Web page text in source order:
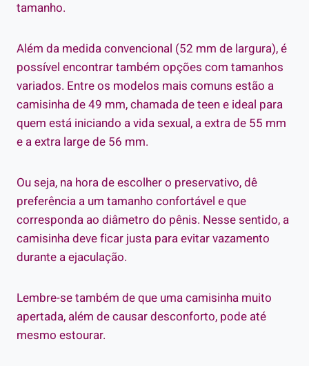
tamanho.
Além da medida convencional (52 mm de largura), é
possível encontrar também opções com tamanhos
variados. Entre os modelos mais comuns estão a
camisinha de 49 mm, chamada de teen e ideal para
quem está iniciando a vida sexual, a extra de 55 mm
e a extra large de 56 mm.
Ou seja, na hora de escolher o preservativo, dê
preferência a um tamanho confortável e que
corresponda ao diâmetro do pênis. Nesse sentido, a
camisinha deve ficar justa para evitar vazamento
durante a ejaculação.
Lembre-se também de que uma camisinha muito
apertada, além de causar desconforto, pode até
mesmo estourar.